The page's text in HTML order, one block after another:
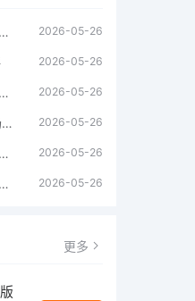
从射击硬汉到回合谋士——《战争机器：战略版》如何演绎另一位猛男的传奇 2026-05-26
2026-05-26
《Trial Xtreme Freedom》越野摩托车测评总结 2026-05-26
《三角洲行动》深度测评 战场上的野心与裂痕 2026-05-26
《明日方舟：终末地》测评：于荒芜之中，重建文明 2026-05-26
《识质存在》月球基地、机器人女孩多年来最佳射击游戏 2026-05-26
更多